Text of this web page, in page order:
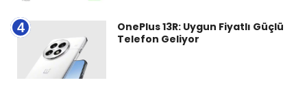
4
OnePlus 13R: Uygun Fiyatlı Güçlü
Telefon Geliyor